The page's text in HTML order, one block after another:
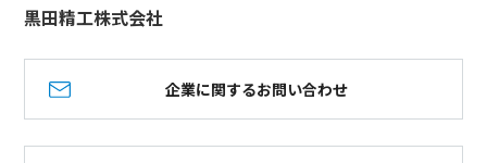
黒田精工株式会社
企業に関するお問い合わせ